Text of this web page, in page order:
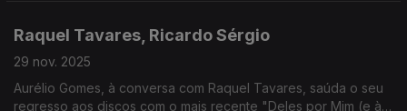
Raquel Tavares, Ricardo Sérgio
29 nov. 2025
Aurélio Gomes, à conversa com Raquel Tavares, saúda o seu
regresso aos discos com o mais recente "Deles por Mim (e à